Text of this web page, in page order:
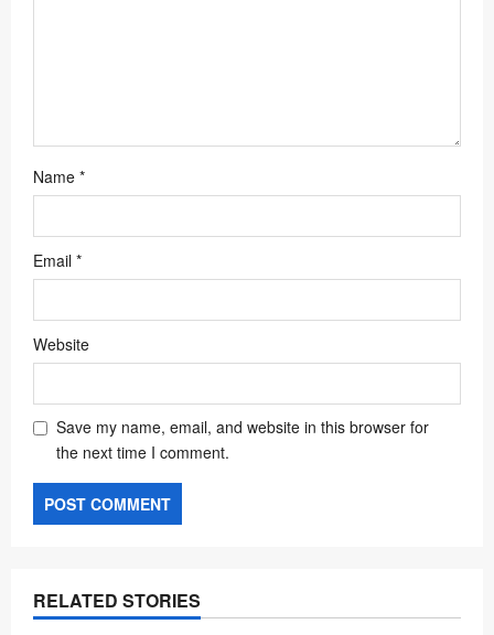
Name *
Email *
Website
Save my name, email, and website in this browser for
the next time I comment.
RELATED STORIES